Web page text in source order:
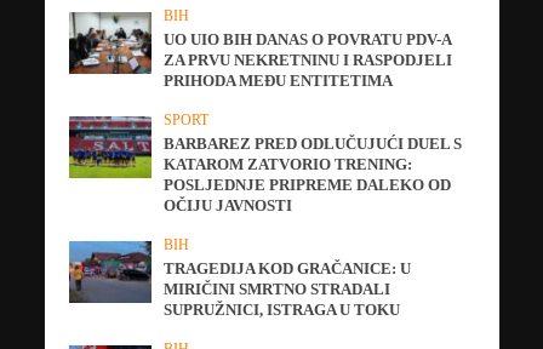
BIH
UO UIO BIH DANAS O POVRATU PDV-A
ZA PRVU NEKRETNINU I RASPODJELI
PRIHODA MEĐU ENTITETIMA
SPORT
BARBAREZ PRED ODLUČUJUĆI DUEL S
KATAROM ZATVORIO TRENING:
POSLJEDNJE PRIPREME DALEKO OD
OČIJU JAVNOSTI
BIH
TRAGEDIJA KOD GRAČANICE: U
MIRIČINI SMRTNO STRADALI
SUPRUŽNICI, ISTRAGA U TOKU